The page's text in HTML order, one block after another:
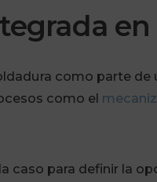
como parte
como el
caso para definir la